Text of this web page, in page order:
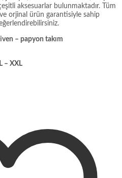
aksesuarlar bulunmaktadır. Tüm
orjinal ürün garantisiyle sahip
– papyon takım
– XXL